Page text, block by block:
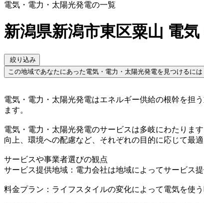
電気・電力・太陽光発電の一覧
新潟県新潟市東区粟山 電
絞り込み
この地域であなたにあった電気・電力・太陽光発電を見つけるには
電気・電力・太陽光発電はエネルギー供給の根幹を担
ます。
電気・電力・太陽光発電のサービスは多岐にわたりま
向上、環境への配慮など、それぞれの目的に応じて最
サービスや事業者選びの観点
サービス提供地域：電力会社は地域によってサービス
料金プラン：ライフスタイルの変化によって電気を使